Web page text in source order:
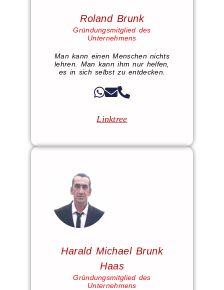
Roland Brunk
Gründungsmitglied des
Unternehmens
Man kann einen Menschen nichts
lehren. Man kann ihm nur helfen,
es in sich selbst zu entdecken.
Linktree
Harald Michael Brunk
Haas
Gründungsmitglied des
Unternehmens